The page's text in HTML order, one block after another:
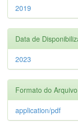
2019
Data de
2023
Formato do Arquivo
application/pdf